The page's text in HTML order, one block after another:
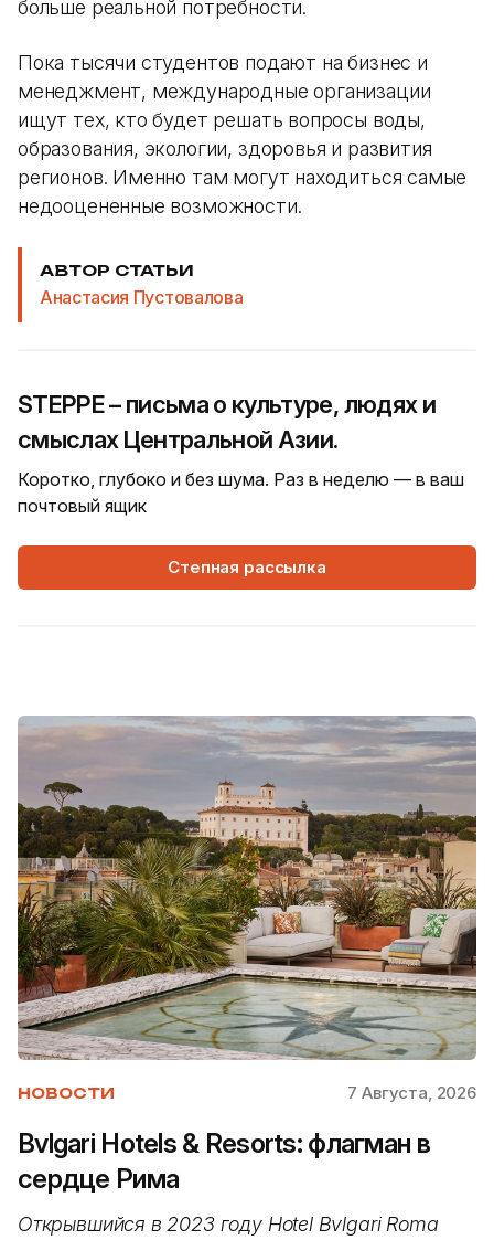
больше реальной потребности.
Пока тысячи студентов подают на бизнес и
менеджмент, международные организации
ищут тех, кто будет решать вопросы воды,
образования, экологии, здоровья и развития
регионов. Именно там могут находиться самые
недооцененные возможности.
АВТОР СТАТЬИ
Анастасия Пустовалова
STEPPE – письма о культуре, людях и
смыслах Центральной Азии.
Коротко, глубоко и без шума. Раз в неделю — в ваш
почтовый ящик
Степная рассылка
НОВОСТИ 7 Августа, 2026
Bvlgari Hotels & Resorts: флагман в
сердце Рима
Открывшийся в 2023 году Hotel Bvlgari Roma